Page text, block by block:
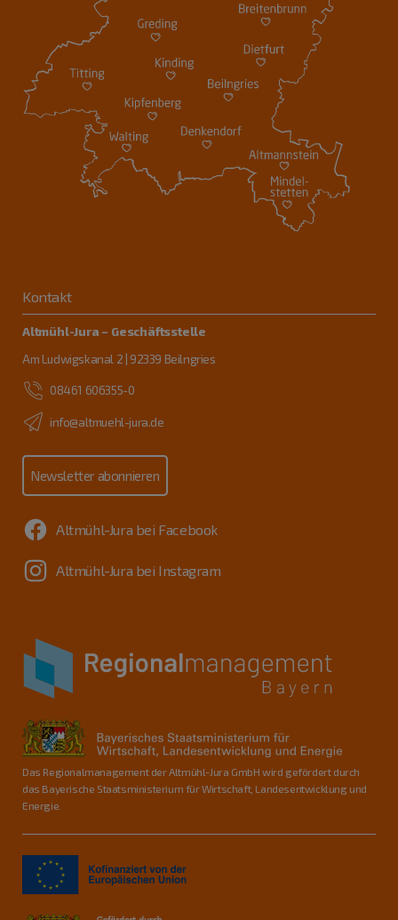
Kontakt
Altmühl-Jura – Geschäftsstelle
Am Ludwigskanal 2 | 92339 Beilngries
08461 606355-0
info@altmuehl-jura.de
Newsletter abonnieren
Altmühl-Jura bei Facebook
Altmühl-Jura bei Instagram
Das Regionalmanagement der Altmühl-Jura GmbH wird gefördert durch
das Bayerische Staatsministerium für Wirtschaft, Landesentwicklung und
Energie.